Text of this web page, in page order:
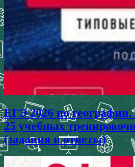
ЕГЭ 2026 по
25 учебных
(задания и ответы)